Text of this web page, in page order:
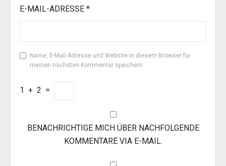
E-MAIL-ADRESSE *
Name, E-Mail-Adresse und Website in diesem Browser für
meinen nächsten Kommentar speichern.
1 + 2 =
BENACHRICHTIGE MICH ÜBER NACHFOLGENDE
KOMMENTARE VIA E-MAIL.